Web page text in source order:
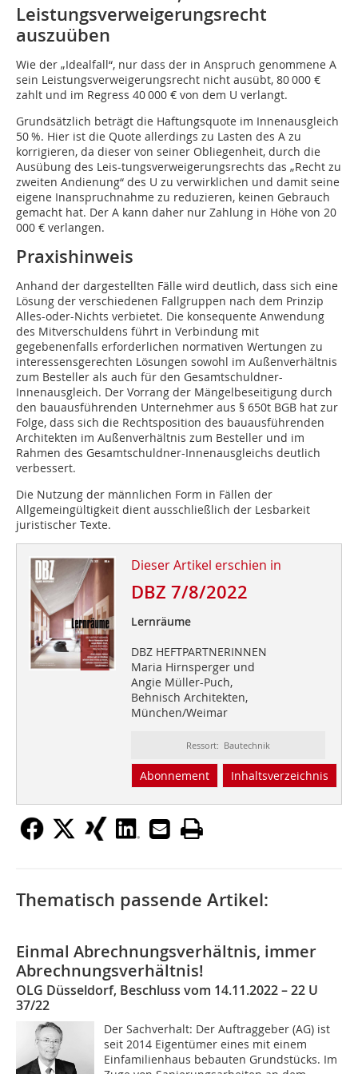
Leistungsverweigerungsrecht
auszuüben
Wie der „Idealfall“, nur dass der in Anspruch genommene A
sein Leistungsverweigerungsrecht nicht ausübt, 80 000 €
zahlt und im Regress 40 000 € von dem U verlangt.
Grundsätzlich beträgt die Haftungsquote im Innenausgleich
50 %. Hier ist die Quote allerdings zu Lasten des A zu
korrigieren, da dieser von seiner Obliegenheit, durch die
Ausübung des Leis-tungsverweigerungsrechts das „Recht zu
zweiten Andienung“ des U zu verwirklichen und damit seine
eigene Inanspruchnahme zu reduzieren, keinen Gebrauch
gemacht hat. Der A kann daher nur Zahlung in Höhe von 20
000 € verlangen.
Praxishinweis
Anhand der dargestellten Fälle wird deutlich, dass sich eine
Lösung der verschiedenen Fallgruppen nach dem Prinzip
Alles-oder-Nichts verbietet. Die konsequente Anwendung
des Mitverschuldens führt in Verbindung mit
gegebenenfalls erforderlichen normativen Wertungen zu
interessensgerechten Lösungen sowohl im Außenverhältnis
zum Besteller als auch für den Gesamtschuldner-
Innenausgleich. Der Vorrang der Mängelbeseitigung durch
den bauausführenden Unternehmer aus § 650t BGB hat zur
Folge, dass sich die Rechtsposition des bauausführenden
Architekten im Außenverhältnis zum Besteller und im
Rahmen des Gesamtschuldner-Innenausgleichs deutlich
verbessert.
Die Nutzung der männlichen Form in Fällen der
Allgemeingültigkeit dient ausschließlich der Lesbarkeit
juristischer Texte.
Dieser Artikel erschien in
DBZ 7/8/2022
Lernräume
DBZ HEFTPARTNERINNEN
Maria Hirnsperger und
Angie Müller-Puch,
Behnisch Architekten,
München/Weimar
Ressort: Bautechnik
Abonnement Inhaltsverzeichnis
Thematisch passende Artikel:
Einmal Abrechnungsverhältnis, immer
Abrechnungsverhältnis!
OLG Düsseldorf, Beschluss vom 14.11.2022 – 22 U
37/22
Der Sachverhalt: Der Auftraggeber (AG) ist
seit 2014 Eigentümer eines mit einem
Einfamilienhaus bebauten Grundstücks. Im